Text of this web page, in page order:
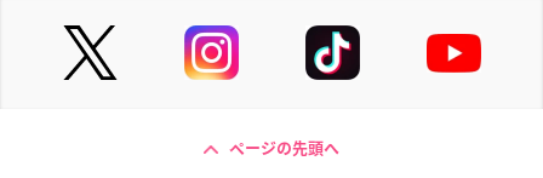
ページの先頭へ